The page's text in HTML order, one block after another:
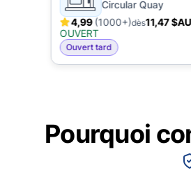
Circular Quay
4,99(1000+)dès11,47
OUVERT
Ouvert tard
Pourquoi